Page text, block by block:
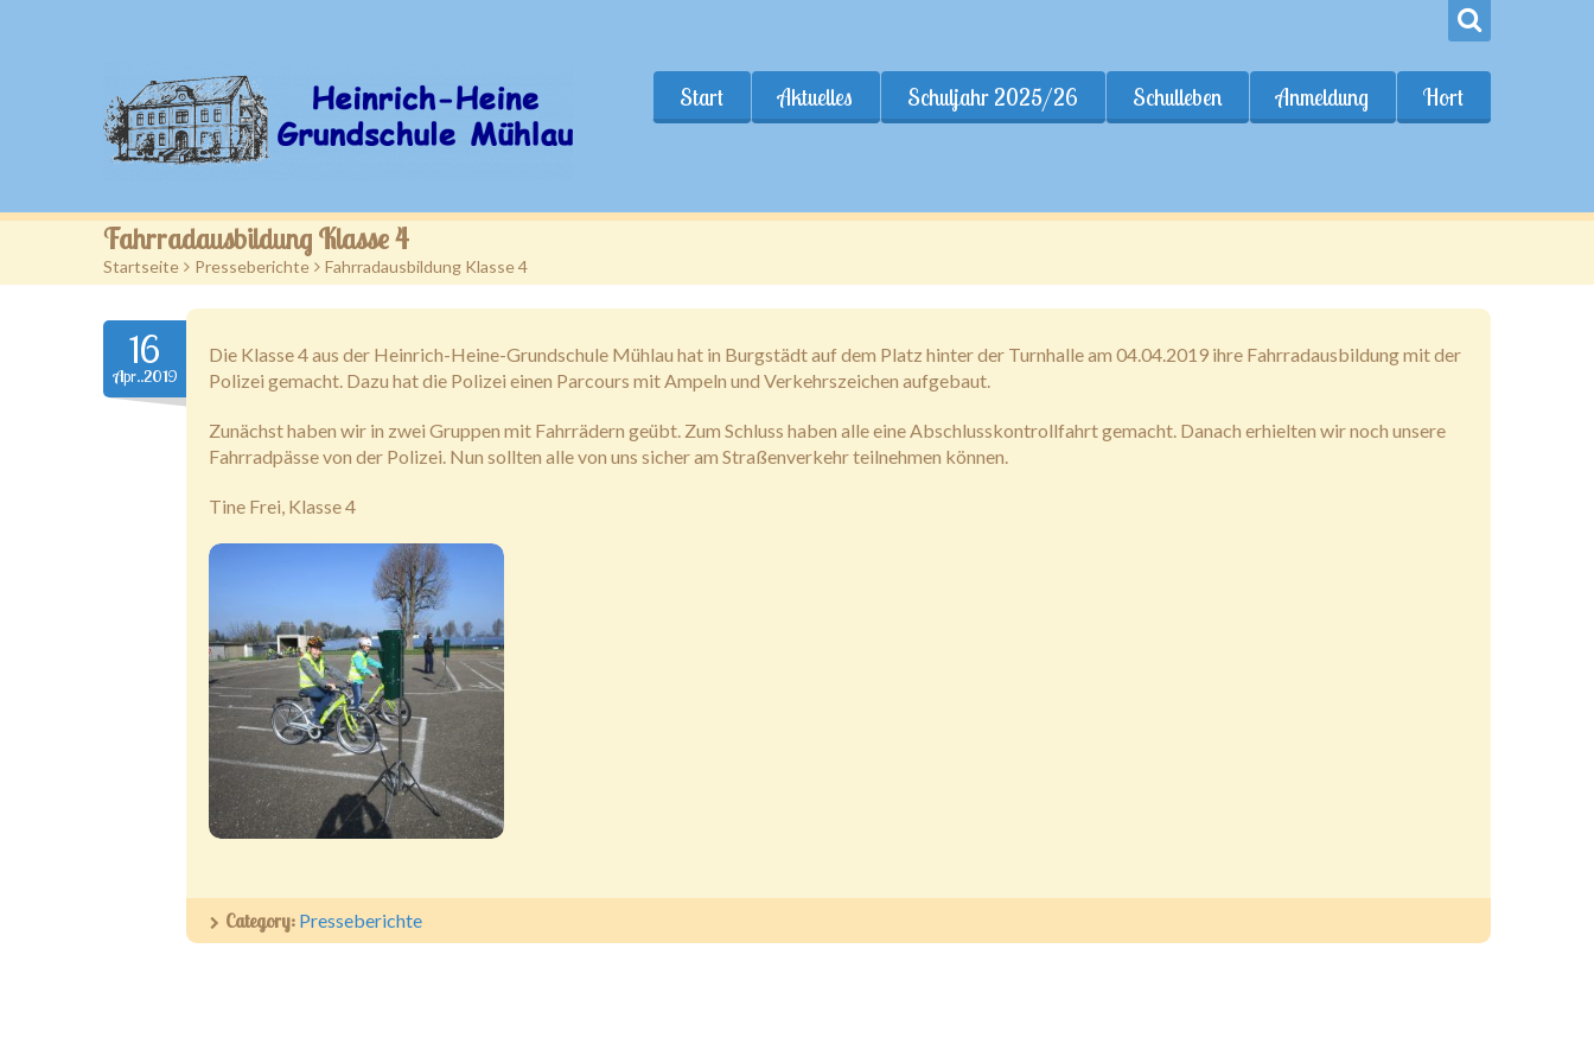
Start Aktuelles Schuljahr 2025/26 Schulleben Anmeldung Hort
Fahrradausbildung Klasse 4
Startseite > Presseberichte > Fahrradausbildung Klasse 4
16
Apr..2019
Die Klasse 4 aus der Heinrich-Heine-Grundschule Mühlau hat in Burgstädt auf dem Platz hinter der Turnhalle am 04.04.2019 ihre Fahrradausbildung mit der
Polizei gemacht. Dazu hat die Polizei einen Parcours mit Ampeln und Verkehrszeichen aufgebaut.
Zunächst haben wir in zwei Gruppen mit Fahrrädern geübt. Zum Schluss haben alle eine Abschlusskontrollfahrt gemacht. Danach erhielten wir noch unsere
Fahrradpässe von der Polizei. Nun sollten alle von uns sicher am Straßenverkehr teilnehmen können.
Tine Frei, Klasse 4
Category: Presseberichte